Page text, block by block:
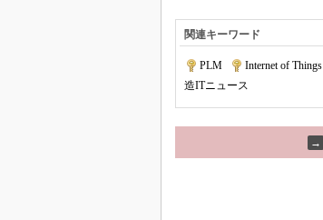
関連キーワード
PLM Internet of Things
造ITニュース
→